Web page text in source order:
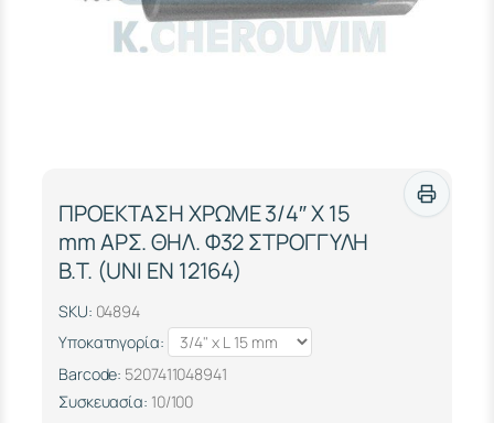
ΠΡΟΕΚΤΑΣΗ ΧΡΩΜΕ 3/4″ Χ 15
mm ΑΡΣ. ΘΗΛ. Φ32 ΣΤΡΟΓΓΥΛΗ
Β.Τ. (UΝΙ ΕΝ 12164)
SKU: 04894
Υποκατηγορία:
Barcode: 5207411048941
Συσκευασία: 10/100